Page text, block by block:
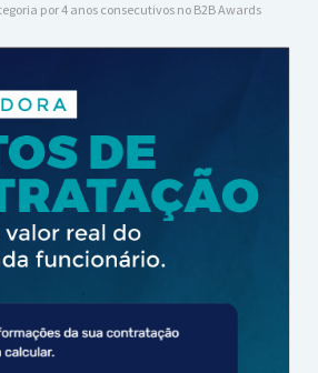
por 4 anos consecutivos no B2B Awards